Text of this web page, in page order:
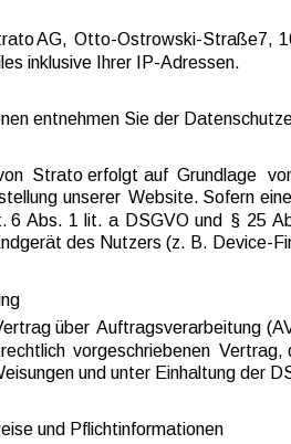
AG, Otto-Ostrowski-Straße 7,
inklusive Ihrer IP-Adressen.
entnehmen Sie der
Strato erfolgt auf Grundlage
unserer Website. Sofern
6 Abs. 1 lit. a DSGVO und § 25
des Nutzers (z. B. Device-
über Auftragsverarbeitung
vorgeschriebenen
und unter Einhaltung der
und Pflicht­informationen